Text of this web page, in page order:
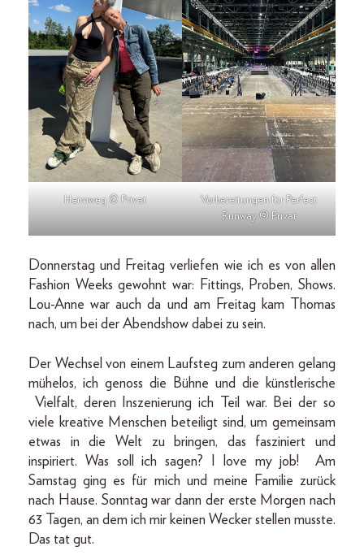
Heimweg © Privat
Vorbereitungen für Perfect
Runway © Privat
Donnerstag und Freitag verliefen wie ich es von allen
Fashion Weeks gewohnt war: Fittings, Proben, Shows.
Lou-Anne war auch da und am Freitag kam Thomas
nach, um bei der Abendshow dabei zu sein.
Der Wechsel von einem Laufsteg zum anderen gelang
mühelos, ich genoss die Bühne und die künstlerische
Vielfalt, deren Inszenierung ich Teil war. Bei der so
viele kreative Menschen beteiligt sind, um gemeinsam
etwas in die Welt zu bringen, das fasziniert und
inspiriert. Was soll ich sagen? I love my job! Am
Samstag ging es für mich und meine Familie zurück
nach Hause. Sonntag war dann der erste Morgen nach
63 Tagen, an dem ich mir keinen Wecker stellen musste.
Das tat gut.